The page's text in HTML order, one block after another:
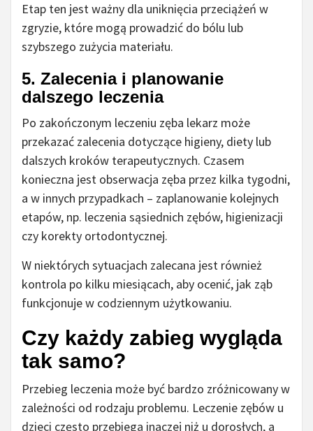
Etap ten jest ważny dla uniknięcia przeciążeń w
zgryzie, które mogą prowadzić do bólu lub
szybszego zużycia materiału.
5. Zalecenia i planowanie
dalszego leczenia
Po zakończonym leczeniu zęba lekarz może
przekazać zalecenia dotyczące higieny, diety lub
dalszych kroków terapeutycznych. Czasem
konieczna jest obserwacja zęba przez kilka tygodni,
a w innych przypadkach – zaplanowanie kolejnych
etapów, np. leczenia sąsiednich zębów, higienizacji
czy korekty ortodontycznej.
W niektórych sytuacjach zalecana jest również
kontrola po kilku miesiącach, aby ocenić, jak ząb
funkcjonuje w codziennym użytkowaniu.
Czy każdy zabieg wygląda
tak samo?
Przebieg leczenia może być bardzo zróżnicowany w
zależności od rodzaju problemu. Leczenie zębów u
dzieci często przebiega inaczej niż u dorosłych, a